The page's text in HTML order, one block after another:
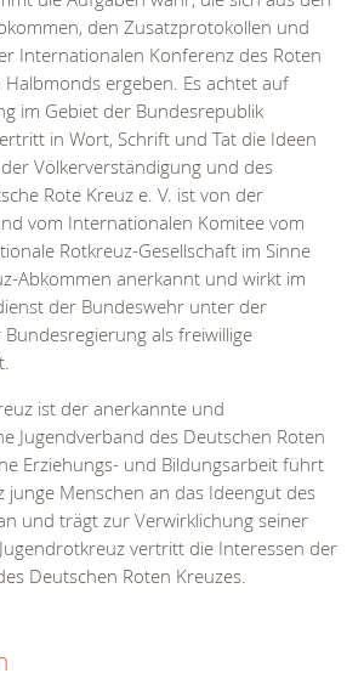
den Zusatzprotokollen und
Internationalen Konferenz des Roten
ergeben. Es achtet auf
im Gebiet der Bundesrepublik
in Wort, Schrift und Tat die Ideen
Völkerverständigung und des
Rote Kreuz e. V. ist von der
vom Internationalen Komitee vom
Rotkreuz-Gesellschaft im Sinne
Abkommen anerkannt und wirkt im
der Bundeswehr unter der
als freiwillige
ist der anerkannte und
Jugendverband des Deutschen Roten
Erziehungs- und Bildungsarbeit führt
junge Menschen an das Ideengut des
und trägt zur Verwirklichung seiner
vertritt die Interessen der
Deutschen Roten Kreuzes.